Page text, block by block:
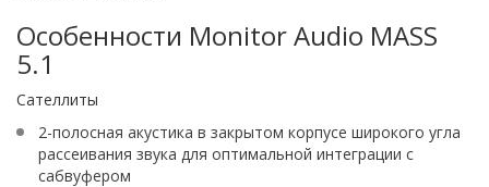
Особенности Monitor Audio MASS
5.1
Сателлиты
2-полосная акустика в закрытом корпусе широкого угла
рассеивания звука для оптимальной интеграции с
сабвуфером